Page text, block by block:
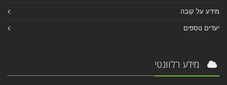
מידע על קובה
יעדים נוספים
מידע רלוונטי